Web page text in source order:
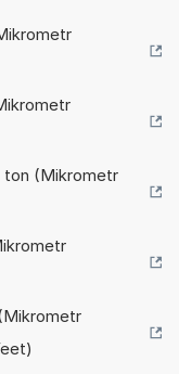
ton (Mikrometr